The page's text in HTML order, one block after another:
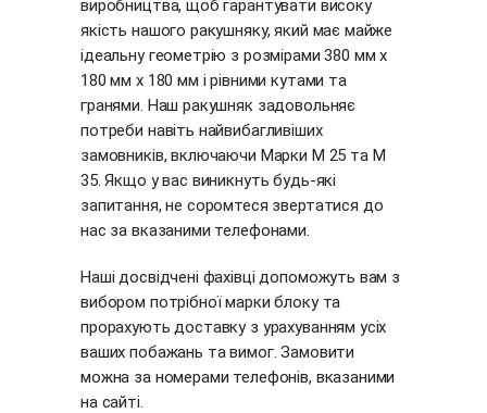
виробництва, щоб гарантувати високу
якість нашого ракушняку, який має майже
ідеальну геометрію з розмірами 380 мм х
180 мм х 180 мм і рівними кутами та
гранями. Наш ракушняк задовольняє
потреби навіть найвибагливіших
замовників, включаючи Марки М 25 та М
35. Якщо у вас виникнуть будь-які
запитання, не соромтеся звертатися до
нас за вказаними телефонами.
Наші досвідчені фахівці допоможуть вам з
вибором потрібної марки блоку та
прорахують доставку з урахуванням усіх
ваших побажань та вимог. Замовити
можна за номерами телефонів, вказаними
на сайті.